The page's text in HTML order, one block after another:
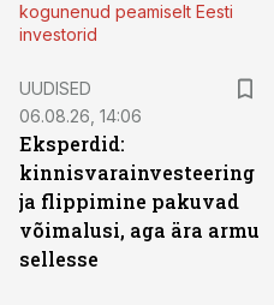
kogunenud peamiselt Eesti
investorid
UUDISED
06.08.26, 14:06
Eksperdid:
kinnisvarainvesteering
ja flippimine pakuvad
võimalusi, aga ära armu
sellesse